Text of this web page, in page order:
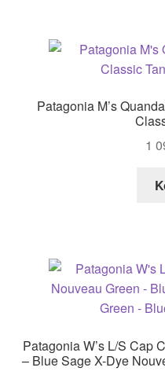
Patagonia M’s
1
Patagonia W’s L/S Cap
– Blue Sage X-Dye